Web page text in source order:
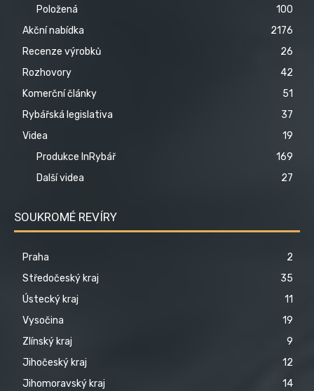
Položená
100
Akční nabídka
2176
Recenze výrobků
26
Rozhovory
42
Komerční články
51
Rybářská legislativa
37
Videa
19
Produkce InRybář
169
Další videa
27
SOUKROMÉ REVÍRY
Praha
2
Středočeský kraj
35
Ústecký kraj
11
Vysočina
19
Zlínský kraj
9
Jihočeský kraj
12
Jihomoravský kraj
14